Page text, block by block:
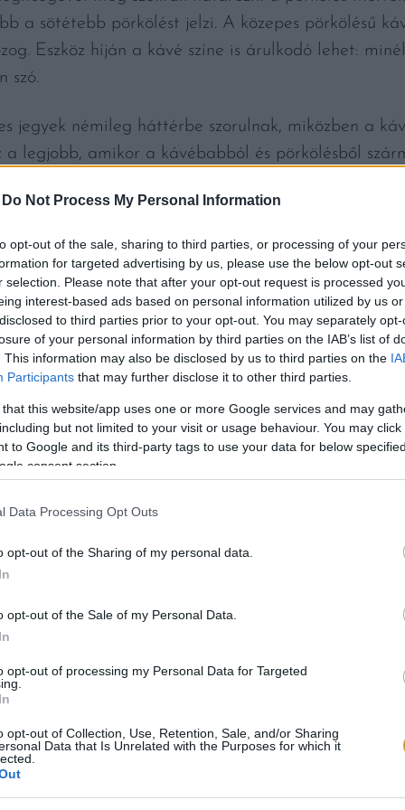
Do Not Process My Personal Information
opt-out of the sale, sharing to third parties, or processing of your
for targeted advertising by us, please use the below opt-out
selection. Please note that after your opt-out request is processed
interest-based ads based on personal information utilized by us
to third parties prior to your opt-out. You may separately
of your personal information by third parties on the IAB’s list of
This information may also be disclosed by us to third parties on the
Participants that may further disclose it to other third parties.
that this website/app uses one or more Google services and may
but not limited to your visit or usage behaviour. You may
to Google and its third-party tags to use your data for below
consent section.
Data Processing Opt Outs
opt-out of the Sharing of my personal data.
opt-out of the Sale of my Personal Data.
opt-out of processing my Personal Data for Targeted
opt-out of Collection, Use, Retention, Sale, and/or Sharing
Data that Is Unrelated with the Purposes for which it
a sötétebb pörkölést jelzi. A közepes pörkölésű
Eszköz híján a kávé színe is árulkodó lehet:
szó.
jegyek némileg háttérbe szorulnak, miközben a
a legjobb, amikor a kávébabból és pörkölésből
pörkölés biztosítja.
A KÖZELJÖVŐBEN
nem is tekinthető újdonságnak: már régóta a
Ennek oka, hogy „biztonságosabb“, mint a túl
a technikát, ráadásul az aromavilág a két véglet
dél-amerikai országban mindig a közepes pörkölés
is hódító útjára indult, bár azt még nehéz
a világot. Enyhébb ízeivel elvileg sokkal
valamivel könnyebb dolga van vele. Nem utolsó
arab kávé ára erősen ingadozik. Ez is egy